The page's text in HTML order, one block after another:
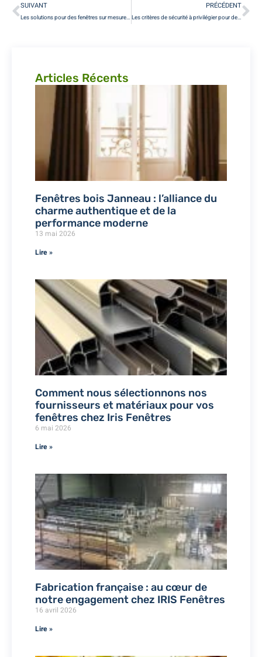
SUIVANT
Les solutions pour des fenêtres sur mesure respectueuses de l’environnement à Paris
PRÉCÉDENT
Les critères de sécurité à privilégier pour des fenêtres en PVC à Paris
Articles Récents
Fenêtres bois Janneau : l’alliance du
charme authentique et de la
performance moderne
13 mai 2026
Lire »
Comment nous sélectionnons nos
fournisseurs et matériaux pour vos
fenêtres chez Iris Fenêtres
6 mai 2026
Lire »
Fabrication française : au cœur de
notre engagement chez IRIS Fenêtres
16 avril 2026
Lire »